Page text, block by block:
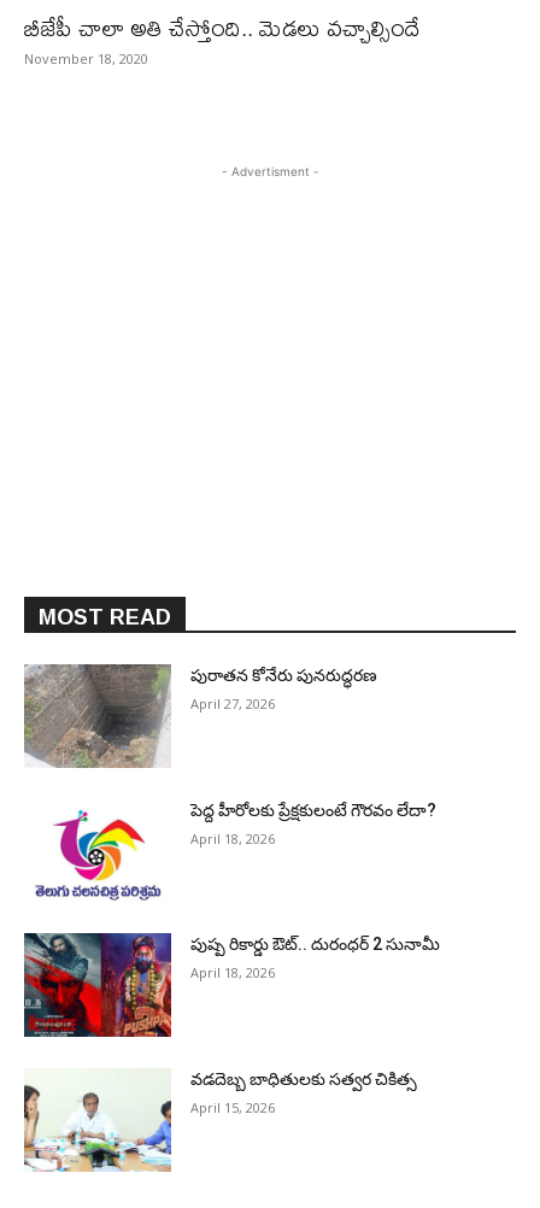
బీజేపీ చాలా అతి చేస్తోంది.. మెడలు వచ్చాల్సిందే
November 18, 2020
- Advertisment -
MOST READ
పురాత‌న కోనేరు పున‌రుద్ధ‌ర‌ణ
April 27, 2026
పెద్ద హీరోల‌కు ప్రేక్ష‌కులంటే గౌర‌వం లేదా?
April 18, 2026
పుష్ప రికార్డు ఔట్‌.. దురంధ‌ర్ 2 సునామీ
April 18, 2026
వడదెబ్బ బాధితులకు సత్వర చికిత్స
April 15, 2026